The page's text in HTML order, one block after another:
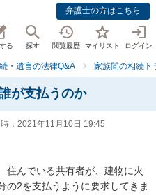
弁護士の方はこちら
る 探す 閲覧履歴 マイリスト ログイン
・遺言の法律Q&A 家族間の相続ト
が支払うのか
： 2021年11月10日 19:45
住んでいる共有者が、建物に火
の2を支払うように要求してきま